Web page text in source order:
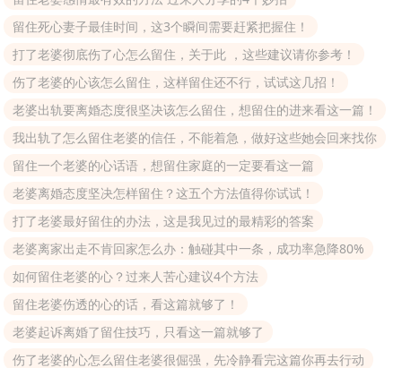
留住死心妻子最佳时间，这3个瞬间需要赶紧把握住！
打了老婆彻底伤了心怎么留住，关于此 ，这些建议请你参考！
伤了老婆的心该怎么留住，这样留住还不行，试试这几招！
老婆出轨要离婚态度很坚决该怎么留住，想留住的进来看这一篇！
我出轨了怎么留住老婆的信任，不能着急，做好这些她会回来找你
留住一个老婆的心话语，想留住家庭的一定要看这一篇
老婆离婚态度坚决怎样留住？这五个方法值得你试试！
打了老婆最好留住的办法，这是我见过的最精彩的答案
老婆离家出走不肯回家怎么办：触碰其中一条，成功率急降80%
如何留住老婆的心？过来人苦心建议4个方法
留住老婆伤透的心的话，看这篇就够了！
老婆起诉离婚了留住技巧，只看这一篇就够了
伤了老婆的心怎么留住老婆很倔强，先冷静看完这篇你再去行动